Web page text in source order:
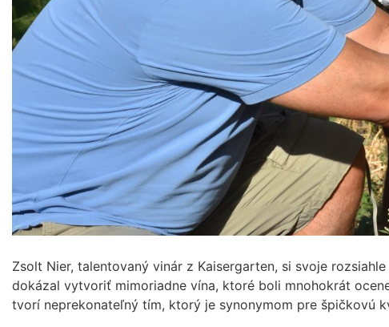
Zsolt Nier, talentovaný vinár z Kaisergarten, si svoje
dokázal vytvoriť mimoriadne vína, ktoré boli mnohokrát
tvorí neprekonateľný tím, ktorý je synonymom pre špičkovú